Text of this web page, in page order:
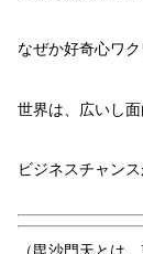
なぜか好奇心ワク
世界は、 広いし面
ビジネスチャンス